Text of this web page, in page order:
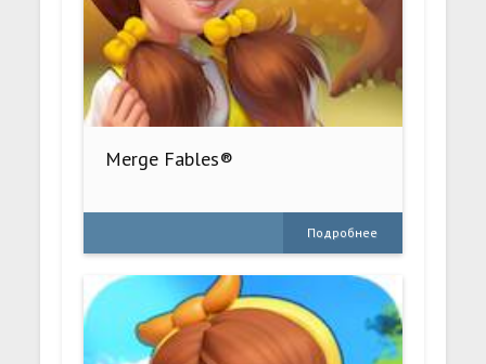
Merge Fables®
Подробнее